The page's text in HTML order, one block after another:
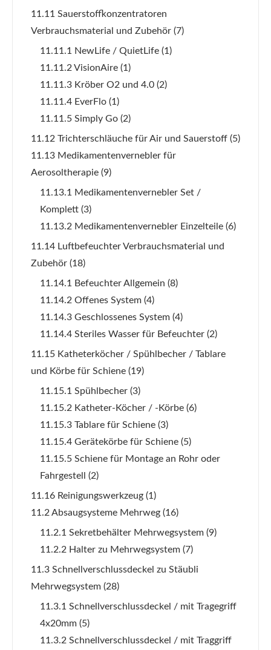
11.11 Sauerstoffkonzentratoren
Verbrauchsmaterial und Zubehör (7)
11.11.1 NewLife / QuietLife (1)
11.11.2 VisionAire (1)
11.11.3 Kröber O2 und 4.0 (2)
11.11.4 EverFlo (1)
11.11.5 Simply Go (2)
11.12 Trichterschläuche für Air und Sauerstoff (5)
11.13 Medikamentenvernebler für
Aerosoltherapie (9)
11.13.1 Medikamentenvernebler Set /
Komplett (3)
11.13.2 Medikamentenvernebler Einzelteile (6)
11.14 Luftbefeuchter Verbrauchsmaterial und
Zubehör (18)
11.14.1 Befeuchter Allgemein (8)
11.14.2 Offenes System (4)
11.14.3 Geschlossenes System (4)
11.14.4 Steriles Wasser für Befeuchter (2)
11.15 Katheterköcher / Spühlbecher / Tablare
und Körbe für Schiene (19)
11.15.1 Spühlbecher (3)
11.15.2 Katheter-Köcher / -Körbe (6)
11.15.3 Tablare für Schiene (3)
11.15.4 Gerätekörbe für Schiene (5)
11.15.5 Schiene für Montage an Rohr oder
Fahrgestell
(2)
11.16 Reinigungswerkzeug (1)
11.2 Absaugsysteme Mehrweg (16)
11.2.1 Sekretbehälter Mehrwegsystem (9)
11.2.2 Halter zu Mehrwegsystem (7)
11.3 Schnellverschlussdeckel zu Stäubli
Mehrwegsystem (28)
11.3.1 Schnellverschlussdeckel / mit Tragegriff
4x20mm (5)
11.3.2 Schnellverschlussdeckel / mit Traggriff